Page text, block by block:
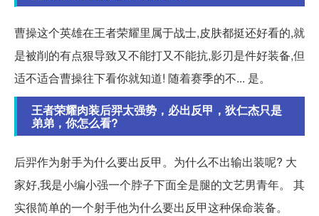
曹操这个英雄在王者荣耀里属于战士,皮肤都挺还好看的,就
是被削的有点狠导致又不能打又不能抗,影刃是件好装备,但
适不适合曹操往下看你就知道! 随着赛季的不... 是。
王者荣耀肉装后羿太强势，必出反甲，狄仁杰只是
弟弟，你怎么看?
后羿作为射手为什么要出反甲。为什么不出输出装呢? 大
家好,我是小编小强一个脖子下面全是腿的文艺男青年。 其
实很简单的一个射手他为什么要出反甲这种保命装备。